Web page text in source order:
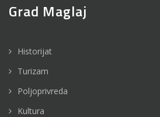
Grad Maglaj
Historijat
Turizam
Poljoprivreda
Kultura